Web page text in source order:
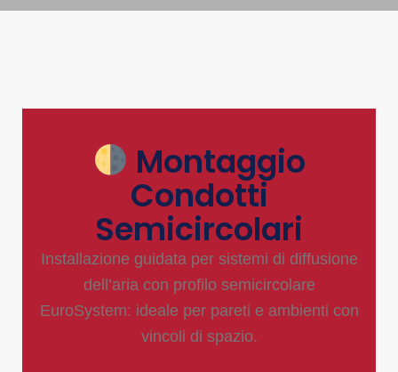
Montaggio
Condotti
Semicircolari
Installazione guidata per sistemi di diffusione
dell’aria con profilo semicircolare
EuroSystem: ideale per pareti e ambienti con
vincoli di spazio.